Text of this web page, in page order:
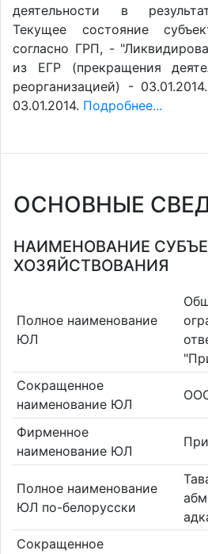
деятельности в
Текущее состояние
согласно ГРП, -
из ЕГР (прекращения
реорганизацией) -
03.01.2014. Подробнее...
ОСНОВНЫЕ
НАИМЕНОВАНИЕ
ХОЗЯЙСТВОВАНИЯ
Полное наименование
ЮЛ
Сокращенное
наименование ЮЛ
Фирменное
наименование ЮЛ
Полное наименование
ЮЛ по-белорусски
Сокращенное